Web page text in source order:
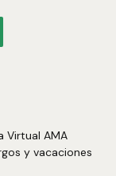
Virtual AMA
y vacaciones